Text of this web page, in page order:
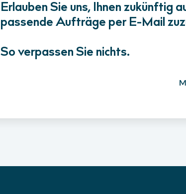
Erlauben Sie uns, Ihnen zukünftig
passende Aufträge per E-Mail
So verpassen Sie nichts.